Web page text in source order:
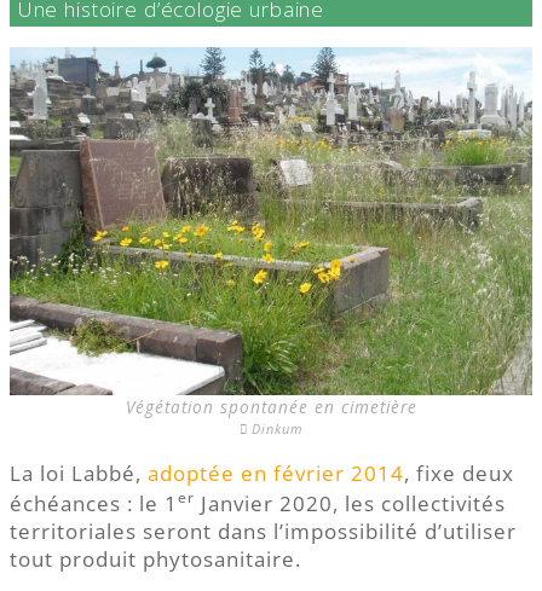
Une histoire d’écologie urbaine
Végétation spontanée en cimetière
Dinkum
La loi Labbé, adoptée en février 2014, fixe deux
échéances : le 1 er Janvier 2020, les collectivités
territoriales seront dans l’impossibilité d’utiliser
tout produit phytosanitaire.